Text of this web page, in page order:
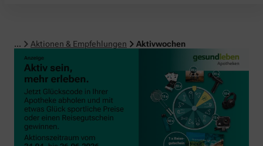
... Aktionen & Empfehlungen Aktivwochen